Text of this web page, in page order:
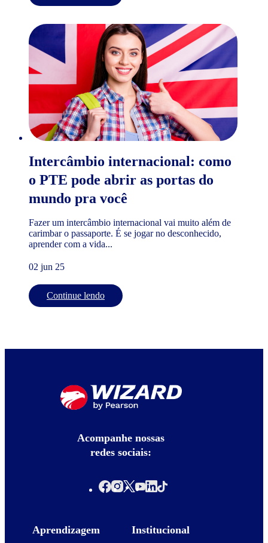
Intercâmbio internacional: como
o PTE pode abrir as portas do
mundo pra você
Fazer um intercâmbio internacional vai muito além de
carimbar o passaporte. É se jogar no desconhecido,
aprender com a vida...
02 jun 25
Continue lendo
Acompanhe nossas
redes sociais:
Aprendizagem Institucional